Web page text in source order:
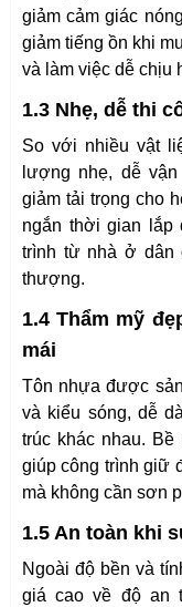
giảm cảm giác
giảm tiếng ồn khi
và làm việc dễ chịu
1.3 Nhẹ, dễ thi
So với nhiều vật
lượng nhẹ, dễ
giảm tải trọng cho
ngắn thời gian lắp
trình từ nhà ở dân
thượng.
1.4 Thẩm mỹ
mái
Tôn nhựa được
và kiểu sóng, dễ
trúc khác nhau. Bề
giúp công trình giữ
mà không cần sơn
1.5 An toàn khi
Ngoài độ bền và
giá cao về độ an